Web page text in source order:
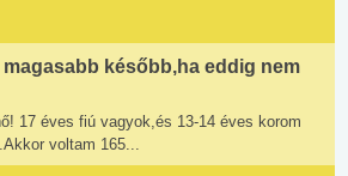
magasabb később,ha eddig nem
17 éves fiú vagyok,és 13-14 éves korom
voltam 165...